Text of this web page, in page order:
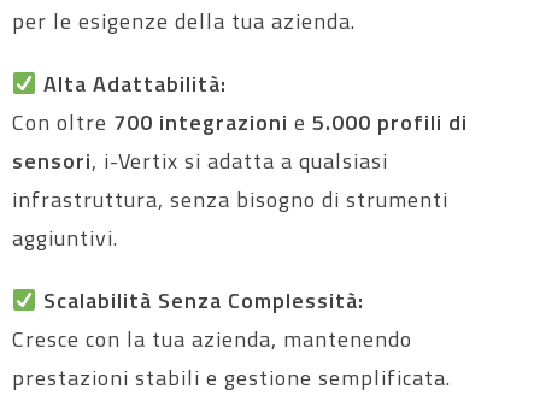
per le esigenze della tua azienda.
Alta Adattabilità:
Con oltre 700 integrazioni e 5.000 profili di
sensori, i-Vertix si adatta a qualsiasi
infrastruttura, senza bisogno di strumenti
aggiuntivi.
Scalabilità Senza Complessità:
Cresce con la tua azienda, mantenendo
prestazioni stabili e gestione semplificata.